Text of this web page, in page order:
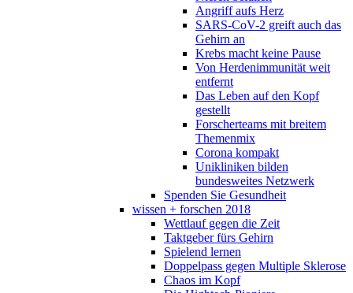
Angriff aufs Herz
SARS-CoV-2 greift auch das
Gehirn an
Krebs macht keine Pause
Von Herdenimmunität weit
entfernt
Das Leben auf den Kopf
gestellt
Forscherteams mit breitem
Themenmix
Corona kompakt
Unikliniken bilden
bundesweites Netzwerk
Spenden Sie Gesundheit
wissen + forschen 2018
Wettlauf gegen die Zeit
Taktgeber fürs Gehirn
Spielend lernen
Doppelpass gegen Multiple Sklerose
Chaos im Kopf